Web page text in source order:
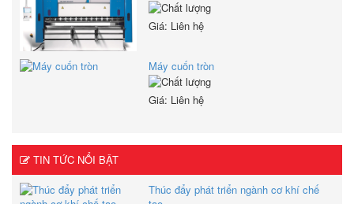
Giá: Liên hệ
Máy cuốn tròn
Giá: Liên hệ
TIN TỨC NỔI BẬT
Thúc đẩy phát triển ngành cơ khí chế